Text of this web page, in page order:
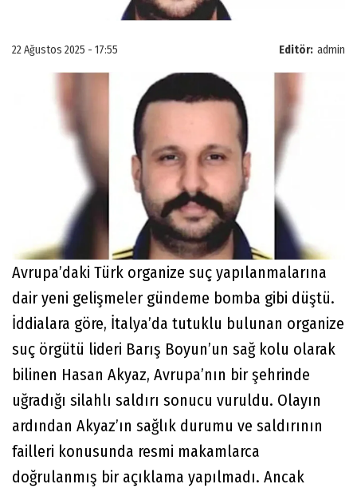
Editör: admin
22 Ağustos 2025 - 17:55
Avrupa’daki Türk organize suç yapılanmalarına
dair yeni gelişmeler gündeme bomba gibi düştü.
İddialara göre, İtalya’da tutuklu bulunan organize
suç örgütü lideri Barış Boyun’un sağ kolu olarak
bilinen Hasan Akyaz, Avrupa’nın bir şehrinde
uğradığı silahlı saldırı sonucu vuruldu. Olayın
ardından Akyaz’ın sağlık durumu ve saldırının
failleri konusunda resmi makamlarca
doğrulanmış bir açıklama yapılmadı. Ancak